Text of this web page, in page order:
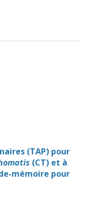
(TAP) pour
(CT) et à
mémoire pour